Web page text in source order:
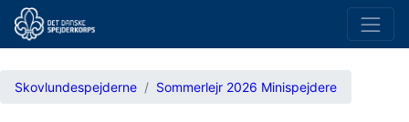
Skovlundespejderne Sommerlejr 2026 Minispejdere